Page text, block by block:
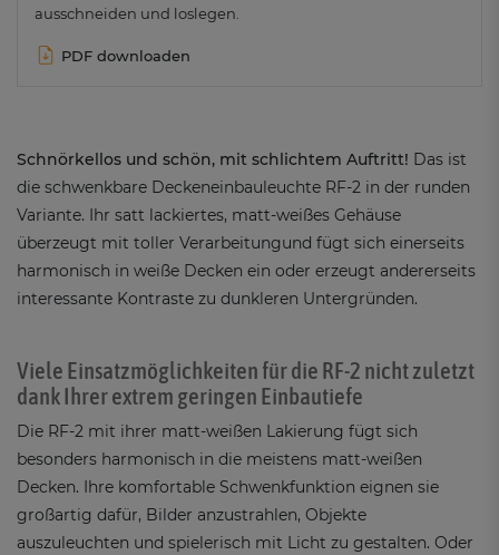
ausschneiden und loslegen.
PDF downloaden
Schnörkellos und schön, mit schlichtem Auftritt! Das ist
die schwenkbare Deckeneinbauleuchte RF-2 in der runden
Variante. Ihr satt lackiertes, matt-weißes Gehäuse
überzeugt mit toller Verarbeitungund fügt sich einerseits
harmonisch in weiße Decken ein oder erzeugt andererseits
interessante Kontraste zu dunkleren Untergründen.
Viele Einsatzmöglichkeiten für die RF-2 nicht zuletzt
dank Ihrer extrem geringen Einbautiefe
Die RF-2 mit ihrer matt-weißen Lakierung fügt sich
besonders harmonisch in die meistens matt-weißen
Decken. Ihre komfortable Schwenkfunktion eignen sie
großartig dafür, Bilder anzustrahlen, Objekte
auszuleuchten und spielerisch mit Licht zu gestalten. Oder